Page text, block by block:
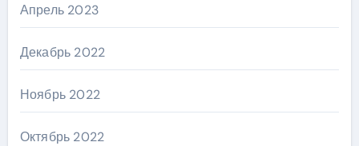
Апрель 2023
Декабрь 2022
Ноябрь 2022
Октябрь 2022